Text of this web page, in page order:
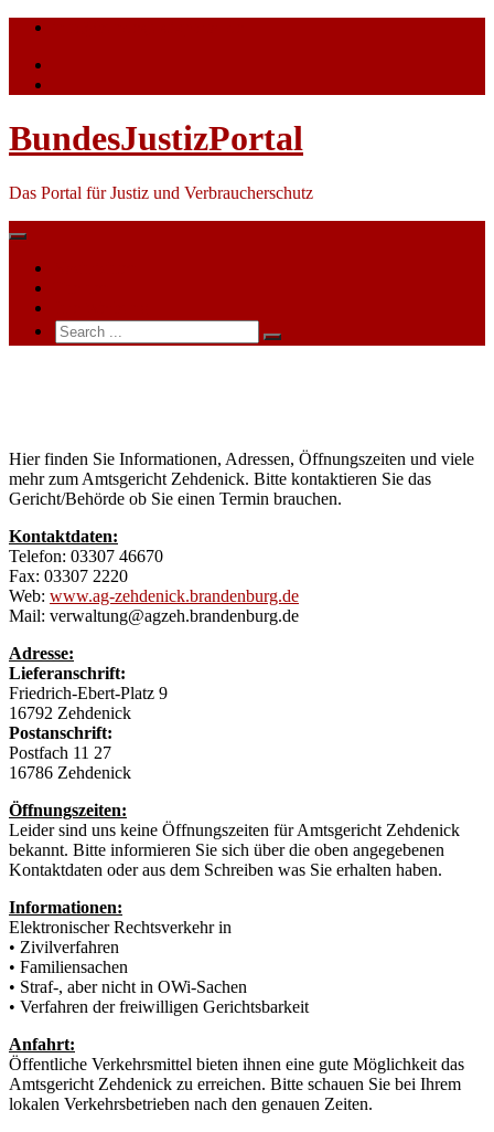
Skip
content
BundesJustizPortal
Das Portal für Justiz und Verbraucherschutz
Search
for:
Hier finden Sie Informationen, Adressen, Öffnungszeiten und viele
mehr zum Amtsgericht Zehdenick. Bitte kontaktieren Sie das
Gericht/Behörde ob Sie einen Termin brauchen.
Kontaktdaten:
Telefon: 03307 46670
Fax: 03307 2220
Web: www.ag-zehdenick.brandenburg.de
Mail: verwaltung@agzeh.brandenburg.de
Adresse:
Lieferanschrift:
Friedrich-Ebert-Platz 9
16792 Zehdenick
Postanschrift:
Postfach 11 27
16786 Zehdenick
Öffnungszeiten:
Leider sind uns keine Öffnungszeiten für Amtsgericht Zehdenick
bekannt. Bitte informieren Sie sich über die oben angegebenen
Kontaktdaten oder aus dem Schreiben was Sie erhalten haben.
Informationen:
Elektronischer Rechtsverkehr in
• Zivilverfahren
• Familiensachen
• Straf-, aber nicht in OWi-Sachen
• Verfahren der freiwilligen Gerichtsbarkeit
Anfahrt:
Öffentliche Verkehrsmittel bieten ihnen eine gute Möglichkeit das
Amtsgericht Zehdenick zu erreichen. Bitte schauen Sie bei Ihrem
lokalen Verkehrsbetrieben nach den genauen Zeiten.